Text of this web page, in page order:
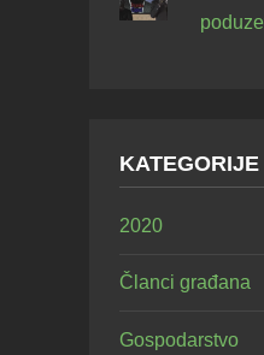
KATEGORIJE
2020
Članci građana
Gospodarstvo